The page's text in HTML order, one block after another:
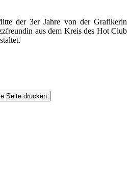
der 3er Jahre von der Grafikerin
aus dem Kreis des Hot Club